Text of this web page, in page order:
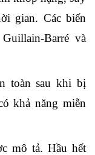
gian. Các biến
Barré và
toàn sau khi bị
khả năng miễn
mô tả. Hầu hết